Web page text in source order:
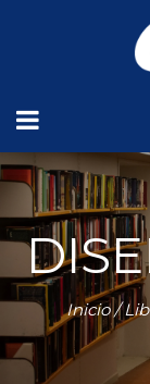
Inicio/